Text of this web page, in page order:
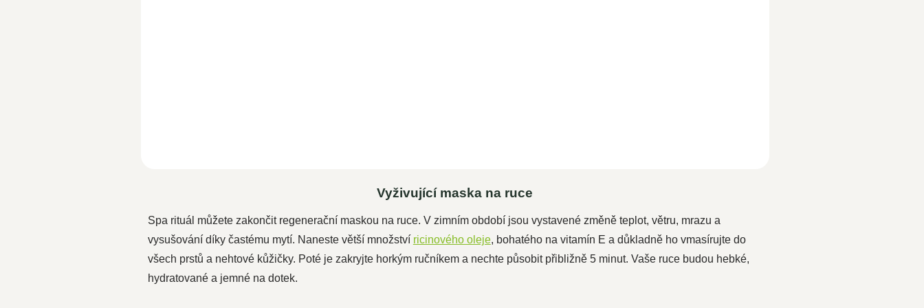
Vyživující maska na ruce
Spa rituál můžete zakončit regenerační maskou na ruce. V zimním období jsou vystavené změně teplot, větru, mrazu a
vysušování díky častému mytí. Naneste větší množství ricinového oleje, bohatého na vitamín E a důkladně ho vmasírujte do
všech prstů a nehtové kůžičky. Poté je zakryjte horkým ručníkem a nechte působit přibližně 5 minut. Vaše ruce budou hebké,
hydratované a jemné na dotek.